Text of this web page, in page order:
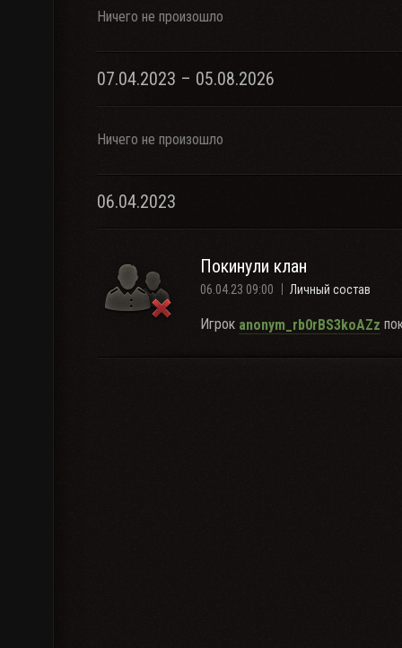
Ничего не произошло
07.04.2023 – 05.08.2026
Ничего не произошло
06.04.2023
Покинули клан
06.04.23 09:00 Личный состав
Игрок anonym_rb0rBS3koAZz